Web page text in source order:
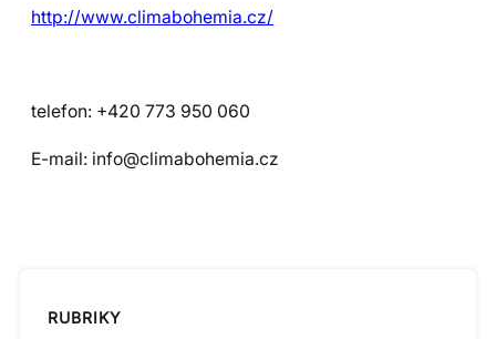
http://www.climabohemia.cz/
telefon: +420 773 950 060
E-mail: info@climabohemia.cz
RUBRIKY